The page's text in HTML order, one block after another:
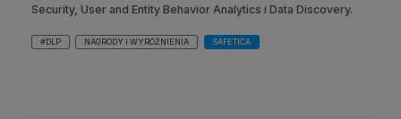
Security, User and Entity Behavior Analytics i Data Discovery.
#DLP NAGRODY I WYRÓŻNIENIA SAFETICA